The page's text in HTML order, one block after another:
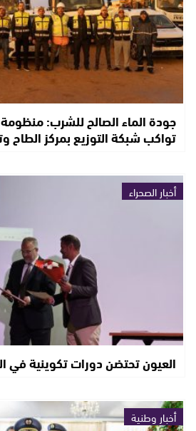
جودة الماء الصالح للشرب: منظومة
تواكب شبكة التوزيع بمركز الطاح
أخبار الصحراء
العيون تحتضن دورات تكوينية
أخبار وطنية